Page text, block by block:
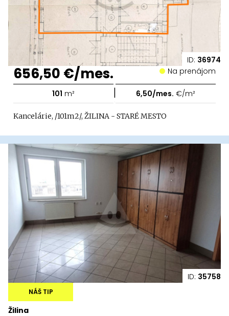
ID: 36974
656,50 €/mes. Na prenájom
101 m² | 6,50/mes. €/m²
Kancelárie, /101m2/, ŽILINA - STARÉ MESTO
ID: 35758
Žilina
NÁŠ TIP